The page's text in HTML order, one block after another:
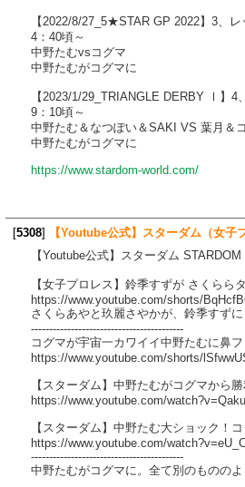
【2022/8/27_5★STAR GP 2022】3
4：40頃～
中野たむvsコグマ
中野たむがコグマに
【2023/1/29_TRIANGLE DERBY Ⅰ
9：10頃～
中野たむ＆なつぽい＆SAKI VS 葉月＆
中野たむがコグマに
https://www.stardom-world.com/
[5308]
【Youtube公式】スターダム（女子
【Youtube公式】スターダム
【女子プロレス】鈴季すずが さくら
https://www.youtube.com/shorts/
さくらあやと玖麗さやかが、鈴季すずに
------------------------------------------
コグマが宇宙一カワイイ中野たむに鼻
https://www.youtube.com/shorts/
【スターダム】中野たむがコグマから
https://www.youtube.com/
【スターダム】中野たむ大ショック！
https://www.youtube.com/
------------------------------------------
中野たむがコグマに。全て別のもののよ